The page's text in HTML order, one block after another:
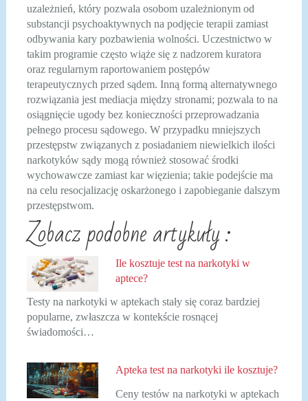
uzależnień, który pozwala osobom uzależnionym od
substancji psychoaktywnych na podjęcie terapii zamiast
odbywania kary pozbawienia wolności. Uczestnictwo w
takim programie często wiąże się z nadzorem kuratora
oraz regularnym raportowaniem postępów
terapeutycznych przed sądem. Inną formą alternatywnego
rozwiązania jest mediacja między stronami; pozwala to na
osiągnięcie ugody bez konieczności przeprowadzania
pełnego procesu sądowego. W przypadku mniejszych
przestępstw związanych z posiadaniem niewielkich ilości
narkotyków sądy mogą również stosować środki
wychowawcze zamiast kar więzienia; takie podejście ma
na celu resocjalizację oskarżonego i zapobieganie dalszym
przestępstwom.
Zobacz podobne artykuły :
Ile kosztuje test na narkotyki w
aptece?
Testy na narkotyki w aptekach stały się coraz bardziej
popularne, zwłaszcza w kontekście rosnącej
świadomości…
Apteka test na narkotyki ile kosztuje?
Ceny testów na narkotyki w aptekach